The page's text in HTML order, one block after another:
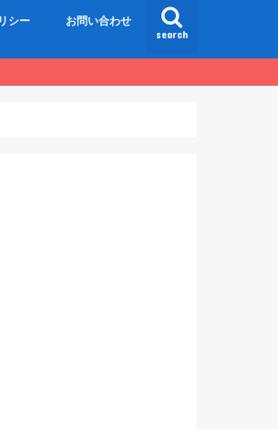
search
シー お問い合わせ